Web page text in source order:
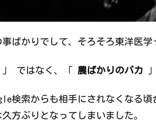
ばかりでして、そろそろ東洋医
」 ではなく、「 農ばかりのバカ
検索からも相手にされなくなる頃
方ぶりとなってしまいました。